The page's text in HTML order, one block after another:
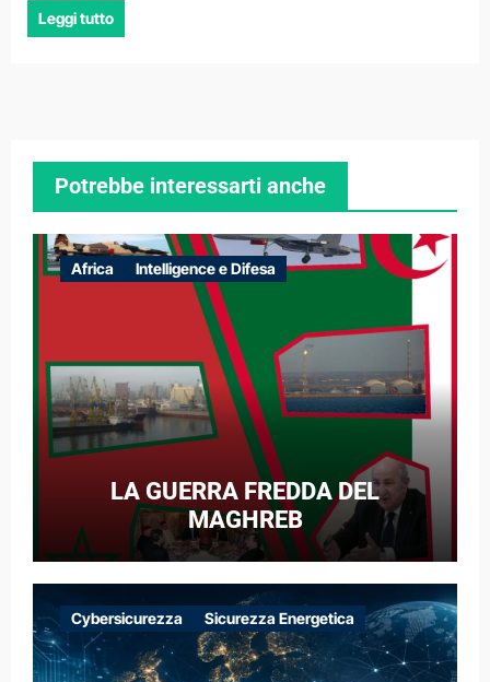
Leggi tutto
Potrebbe interessarti anche
Africa Intelligence e Difesa
LA GUERRA FREDDA DEL
MAGHREB
Cybersicurezza Sicurezza Energetica